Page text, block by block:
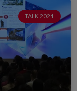
TALK 2024